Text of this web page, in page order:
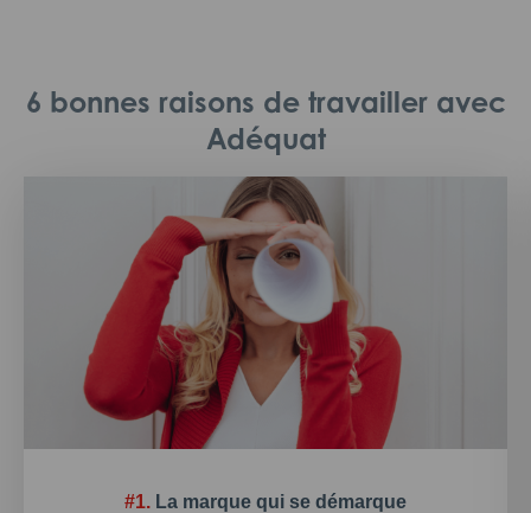
6 bonnes raisons de travailler avec
Adéquat
#1. La marque qui se démarque